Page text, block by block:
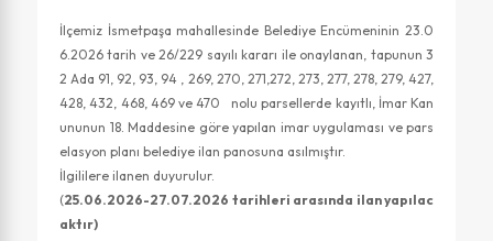
İlçemiz İsmetpaşa mahallesinde Belediye Encümeninin 23.0
6.2026 tarih ve 26/229 sayılı kararı ile onaylanan, tapunun 3
2 Ada 91, 92, 93, 94 , 269, 270, 271,272, 273, 277, 278, 279, 427,
428, 432, 468, 469 ve 470 nolu parsellerde kayıtlı, İmar Kan
ununun 18. Maddesine göre yapılan imar uygulaması ve pars
elasyon planı belediye ilan panosuna asılmıştır.
İlgililere ilanen duyurulur.
(25.06.2026-27.07.2026 tarihleri arasında ilan yapılac
aktır)